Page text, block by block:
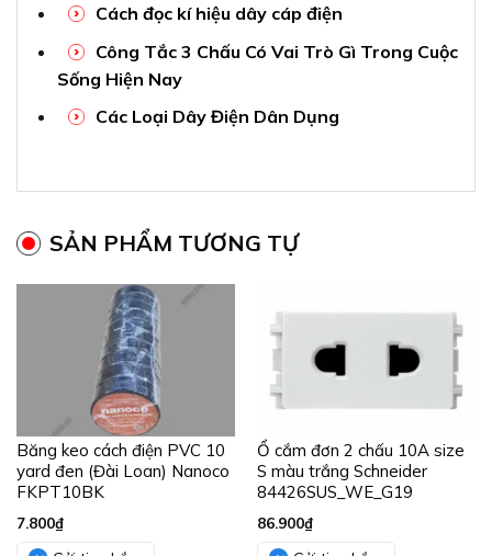
Cách đọc kí hiệu dây cáp điện
Công Tắc 3 Chấu Có Vai Trò Gì Trong Cuộc
Sống Hiện Nay
Các Loại Dây Điện Dân Dụng
SẢN PHẨM TƯƠNG TỰ
Băng keo cách điện PVC 10
yard đen (Đài Loan) Nanoco
FKPT10BK
7.800₫
Ổ cắm đơn 2 chấu 10A size
S màu trắng Schneider
84426SUS_WE_G19
86.900₫